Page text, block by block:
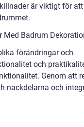
är viktigt för
Med Badrum
förändringar och
och
Genom att
nackdelarna och